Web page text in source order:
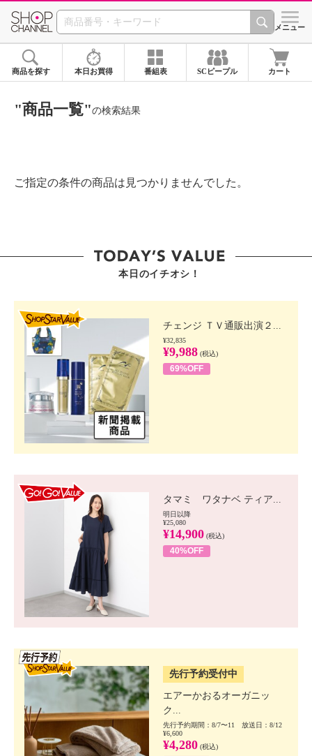
SHOP CHANNEL ショッ
メニュー
商品を探す 本日お買得 番組表 SCピープル カート
"商品一覧"の検索結果
ご指定の条件の商品は見つかりませんでした。
本日のイチオシ！
チェンジ ＴＶ通販出演２...
¥32,835
¥9,988 (税込)
69%OFF
タマミ ワタナベ ティア...
明日以降
¥25,080
¥14,900 (税込)
40%OFF
先行予約受付中
エアーかおるオーガニッ
ク...
先行予約期間：8/7〜11 放送日：8/12
¥6,600
¥4,280 (税込)